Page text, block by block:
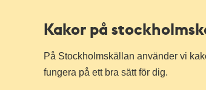
Kakor på
På Stockholmskällan använder vi
fungera på ett bra sätt för dig.